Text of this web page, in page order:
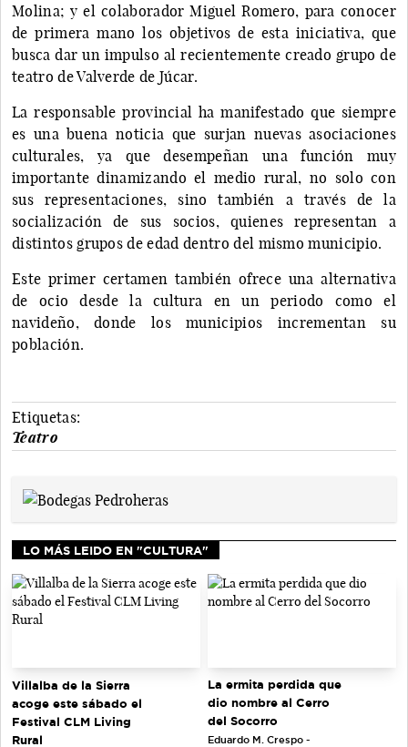
Molina; y el colaborador Miguel Romero, para conocer
de primera mano los objetivos de esta iniciativa, que
busca dar un impulso al recientemente creado grupo de
teatro de Valverde de Júcar.
La responsable provincial ha manifestado que siempre
es una buena noticia que surjan nuevas asociaciones
culturales, ya que desempeñan una función muy
importante dinamizando el medio rural, no solo con
sus representaciones, sino también a través de la
socialización de sus socios, quienes representan a
distintos grupos de edad dentro del mismo municipio.
Este primer certamen también ofrece una alternativa
de ocio desde la cultura en un periodo como el
navideño, donde los municipios incrementan su
población.
Etiquetas:
Teatro
LO MÁS LEIDO EN "CULTURA"
Villalba de la Sierra
acoge este sábado el
Festival CLM Living
Rural
La ermita perdida que
dio nombre al Cerro
del Socorro
Eduardo M. Crespo -